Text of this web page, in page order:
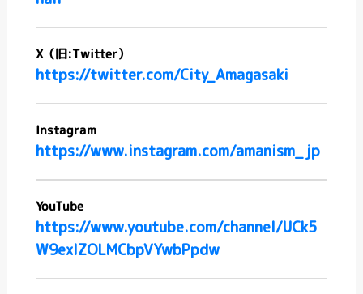
X（旧:Twitter）
https://twitter.com/City_Amagasaki
Instagram
https://www.instagram.com/amanism_jp
YouTube
https://www.youtube.com/channel/UCk5
W9exlZOLMCbpVYwbPpdw